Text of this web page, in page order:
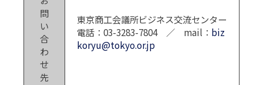
問
い
合
わ
せ
先
東京商工会議所ビジネス交流センター
電話：03-3283-7804 ／ mail： biz
koryu@tokyo.or.jp